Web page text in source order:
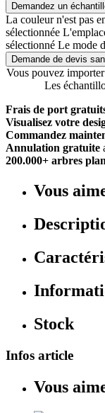
Demandez un
La couleur n'est pas
sélectionnée
sélectionné Le mode
Demande de devis
Vous pouvez
Les
Frais de port
Visualisez votre
Commandez
Annulation gratuite
200.000+ arbres
Vous
Stock
Infos article
Vous